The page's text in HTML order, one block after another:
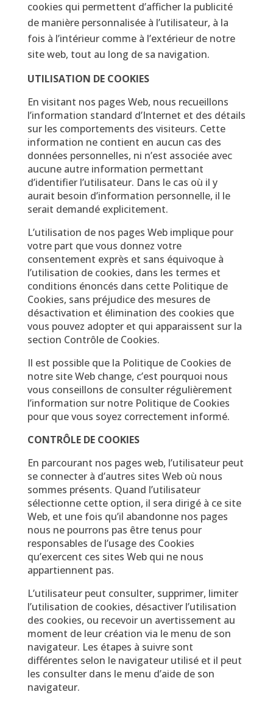
cookies qui permettent d’afficher la publicité
de manière personnalisée à l’utilisateur, à la
fois à l’intérieur comme à l’extérieur de notre
site web, tout au long de sa navigation.
UTILISATION DE COOKIES
En visitant nos pages Web, nous recueillons
l’information standard d’Internet et des détails
sur les comportements des visiteurs. Cette
information ne contient en aucun cas des
données personnelles, ni n’est associée avec
aucune autre information permettant
d’identifier l’utilisateur. Dans le cas où il y
aurait besoin d’information personnelle, il le
serait demandé explicitement.
L’utilisation de nos pages Web implique pour
votre part que vous donnez votre
consentement exprès et sans équivoque à
l’utilisation de cookies, dans les termes et
conditions énoncés dans cette Politique de
Cookies, sans préjudice des mesures de
désactivation et élimination des cookies que
vous pouvez adopter et qui apparaissent sur la
section Contrôle de Cookies.
Il est possible que la Politique de Cookies de
notre site Web change, c’est pourquoi nous
vous conseillons de consulter régulièrement
l’information sur notre Politique de Cookies
pour que vous soyez correctement informé.
CONTRÔLE DE COOKIES
En parcourant nos pages web, l’utilisateur peut
se connecter à d’autres sites Web où nous
sommes présents. Quand l’utilisateur
sélectionne cette option, il sera dirigé à ce site
Web, et une fois qu’il abandonne nos pages
nous ne pourrons pas être tenus pour
responsables de l’usage des Cookies
qu’exercent ces sites Web qui ne nous
appartiennent pas.
L’utilisateur peut consulter, supprimer, limiter
l’utilisation de cookies, désactiver l’utilisation
des cookies, ou recevoir un avertissement au
moment de leur création via le menu de son
navigateur. Les étapes à suivre sont
différentes selon le navigateur utilisé et il peut
les consulter dans le menu d’aide de son
navigateur.